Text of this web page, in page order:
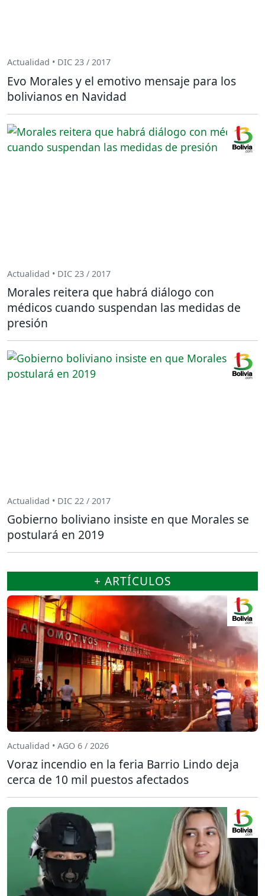
Actualidad • DIC 23 / 2017
Evo Morales y el emotivo mensaje para los
bolivianos en Navidad
Actualidad • DIC 23 / 2017
Morales reitera que habrá diálogo con
médicos cuando suspendan las medidas de
presión
Actualidad • DIC 22 / 2017
Gobierno boliviano insiste en que Morales se
postulará en 2019
+ ARTÍCULOS
Actualidad • AGO 6 / 2026
Voraz incendio en la feria Barrio Lindo deja
cerca de 10 mil puestos afectados